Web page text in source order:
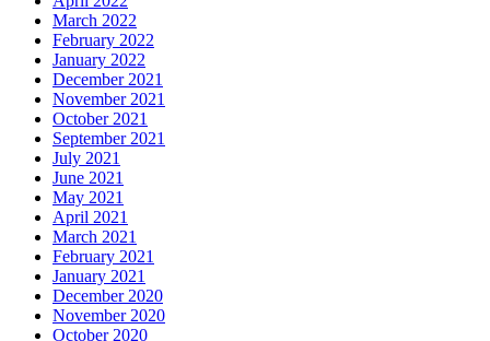
March 2022
February 2022
January 2022
December 2021
November 2021
October 2021
September 2021
July 2021
June 2021
May 2021
April 2021
March 2021
February 2021
January 2021
December 2020
November 2020
October 2020